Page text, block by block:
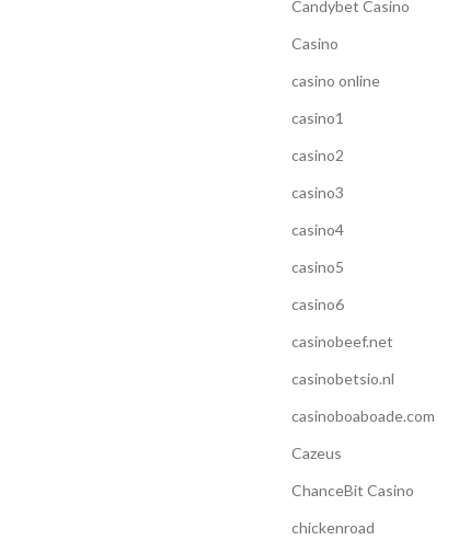
Candybet Casino
Casino
casino online
casino1
casino2
casino3
casino4
casino5
casino6
casinobeef.net
casinobetsio.nl
casinoboaboade.com
Cazeus
ChanceBit Casino
chickenroad